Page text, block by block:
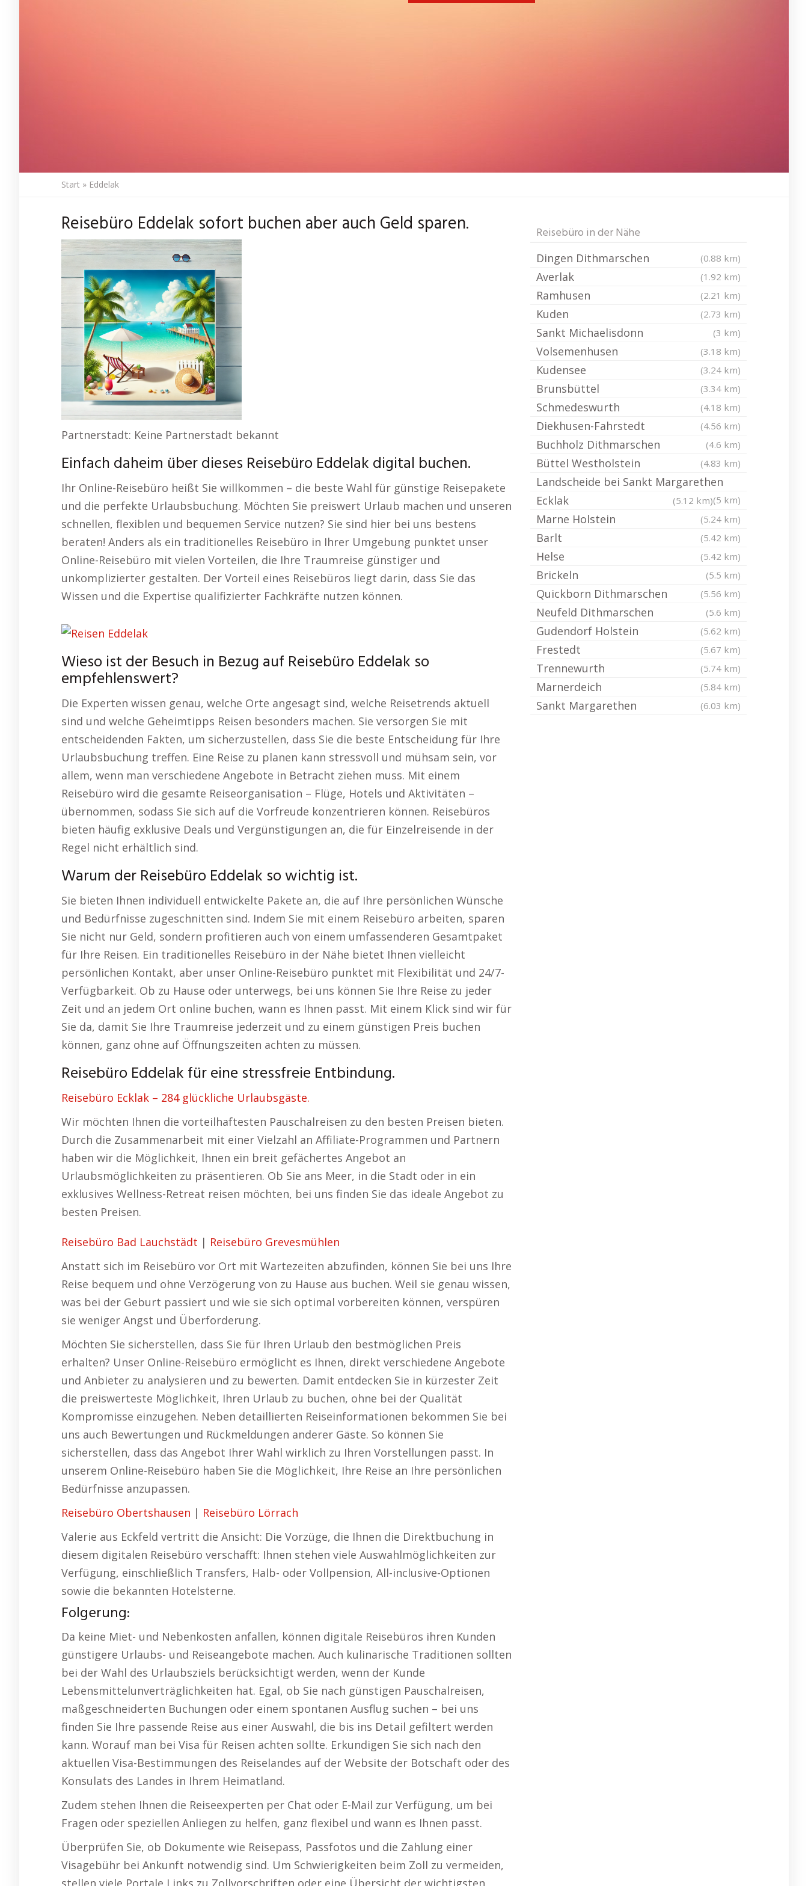
Start » Eddelak
Reisebüro Eddelak sofort buchen aber auch Geld sparen.
Partnerstadt: Keine Partnerstadt bekannt
Einfach daheim über dieses Reisebüro Eddelak digital buchen.
Ihr Online-Reisebüro heißt Sie willkommen – die beste Wahl für günstige Reisepakete
und die perfekte Urlaubsbuchung. Möchten Sie preiswert Urlaub machen und unseren
schnellen, flexiblen und bequemen Service nutzen? Sie sind hier bei uns bestens
beraten! Anders als ein traditionelles Reisebüro in Ihrer Umgebung punktet unser
Online-Reisebüro mit vielen Vorteilen, die Ihre Traumreise günstiger und
unkomplizierter gestalten. Der Vorteil eines Reisebüros liegt darin, dass Sie das
Wissen und die Expertise qualifizierter Fachkräfte nutzen können.
Wieso ist der Besuch in Bezug auf Reisebüro Eddelak so
empfehlenswert?
Die Experten wissen genau, welche Orte angesagt sind, welche Reisetrends aktuell
sind und welche Geheimtipps Reisen besonders machen. Sie versorgen Sie mit
entscheidenden Fakten, um sicherzustellen, dass Sie die beste Entscheidung für Ihre
Urlaubsbuchung treffen. Eine Reise zu planen kann stressvoll und mühsam sein, vor
allem, wenn man verschiedene Angebote in Betracht ziehen muss. Mit einem
Reisebüro wird die gesamte Reiseorganisation – Flüge, Hotels und Aktivitäten –
übernommen, sodass Sie sich auf die Vorfreude konzentrieren können. Reisebüros
bieten häufig exklusive Deals und Vergünstigungen an, die für Einzelreisende in der
Regel nicht erhältlich sind.
Warum der Reisebüro Eddelak so wichtig ist.
Sie bieten Ihnen individuell entwickelte Pakete an, die auf Ihre persönlichen Wünsche
und Bedürfnisse zugeschnitten sind. Indem Sie mit einem Reisebüro arbeiten, sparen
Sie nicht nur Geld, sondern profitieren auch von einem umfassenderen Gesamtpaket
für Ihre Reisen. Ein traditionelles Reisebüro in der Nähe bietet Ihnen vielleicht
persönlichen Kontakt, aber unser Online-Reisebüro punktet mit Flexibilität und 24/7-
Verfügbarkeit. Ob zu Hause oder unterwegs, bei uns können Sie Ihre Reise zu jeder
Zeit und an jedem Ort online buchen, wann es Ihnen passt. Mit einem Klick sind wir für
Sie da, damit Sie Ihre Traumreise jederzeit und zu einem günstigen Preis buchen
können, ganz ohne auf Öffnungszeiten achten zu müssen.
Reisebüro Eddelak für eine stressfreie Entbindung.
Reisebüro Ecklak – 284 glückliche Urlaubsgäste.
Wir möchten Ihnen die vorteilhaftesten Pauschalreisen zu den besten Preisen bieten.
Durch die Zusammenarbeit mit einer Vielzahl an Affiliate-Programmen und Partnern
haben wir die Möglichkeit, Ihnen ein breit gefächertes Angebot an
Urlaubsmöglichkeiten zu präsentieren. Ob Sie ans Meer, in die Stadt oder in ein
exklusives Wellness-Retreat reisen möchten, bei uns finden Sie das ideale Angebot zu
besten Preisen.
Reisebüro Bad Lauchstädt | Reisebüro Grevesmühlen
Anstatt sich im Reisebüro vor Ort mit Wartezeiten abzufinden, können Sie bei uns Ihre
Reise bequem und ohne Verzögerung von zu Hause aus buchen. Weil sie genau wissen,
was bei der Geburt passiert und wie sie sich optimal vorbereiten können, verspüren
sie weniger Angst und Überforderung.
Möchten Sie sicherstellen, dass Sie für Ihren Urlaub den bestmöglichen Preis
erhalten? Unser Online-Reisebüro ermöglicht es Ihnen, direkt verschiedene Angebote
und Anbieter zu analysieren und zu bewerten. Damit entdecken Sie in kürzester Zeit
die preiswerteste Möglichkeit, Ihren Urlaub zu buchen, ohne bei der Qualität
Kompromisse einzugehen. Neben detaillierten Reiseinformationen bekommen Sie bei
uns auch Bewertungen und Rückmeldungen anderer Gäste. So können Sie
sicherstellen, dass das Angebot Ihrer Wahl wirklich zu Ihren Vorstellungen passt. In
unserem Online-Reisebüro haben Sie die Möglichkeit, Ihre Reise an Ihre persönlichen
Bedürfnisse anzupassen.
Reisebüro Obertshausen | Reisebüro Lörrach
Valerie aus Eckfeld vertritt die Ansicht: Die Vorzüge, die Ihnen die Direktbuchung in
diesem digitalen Reisebüro verschafft: Ihnen stehen viele Auswahlmöglichkeiten zur
Verfügung, einschließlich Transfers, Halb- oder Vollpension, All-inclusive-Optionen
sowie die bekannten Hotelsterne.
Folgerung:
Da keine Miet- und Nebenkosten anfallen, können digitale Reisebüros ihren Kunden
günstigere Urlaubs- und Reiseangebote machen. Auch kulinarische Traditionen sollten
bei der Wahl des Urlaubsziels berücksichtigt werden, wenn der Kunde
Lebensmittelunverträglichkeiten hat. Egal, ob Sie nach günstigen Pauschalreisen,
maßgeschneiderten Buchungen oder einem spontanen Ausflug suchen – bei uns
finden Sie Ihre passende Reise aus einer Auswahl, die bis ins Detail gefiltert werden
kann. Worauf man bei Visa für Reisen achten sollte. Erkundigen Sie sich nach den
aktuellen Visa-Bestimmungen des Reiselandes auf der Website der Botschaft oder des
Konsulats des Landes in Ihrem Heimatland.
Zudem stehen Ihnen die Reiseexperten per Chat oder E-Mail zur Verfügung, um bei
Fragen oder speziellen Anliegen zu helfen, ganz flexibel und wann es Ihnen passt.
Überprüfen Sie, ob Dokumente wie Reisepass, Passfotos und die Zahlung einer
Visagebühr bei Ankunft notwendig sind. Um Schwierigkeiten beim Zoll zu vermeiden,
stellen viele Portale Links zu Zollvorschriften oder eine Übersicht der wichtigsten
Reisebüro in der Nähe
Dingen Dithmarschen (0.88 km)
Averlak (1.92 km)
Ramhusen (2.21 km)
Kuden (2.73 km)
Sankt Michaelisdonn (3 km)
Volsemenhusen (3.18 km)
Kudensee (3.24 km)
Brunsbüttel (3.34 km)
Schmedeswurth (4.18 km)
Diekhusen-Fahrstedt (4.56 km)
Buchholz Dithmarschen (4.6 km)
Büttel Westholstein (4.83 km)
Landscheide bei Sankt Margarethen
(5 km)
Ecklak (5.12 km)
Marne Holstein (5.24 km)
Barlt (5.42 km)
Helse (5.42 km)
Brickeln (5.5 km)
Quickborn Dithmarschen (5.56 km)
Neufeld Dithmarschen (5.6 km)
Gudendorf Holstein (5.62 km)
Frestedt (5.67 km)
Trennewurth (5.74 km)
Marnerdeich (5.84 km)
Sankt Margarethen (6.03 km)